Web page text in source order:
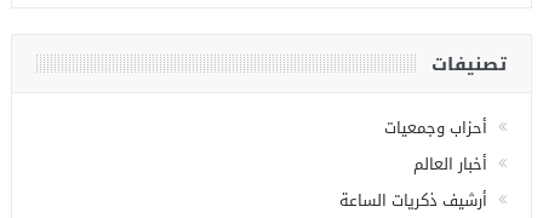
تصنيفات
أحزاب وجمعيات
أخبار العالم
أرشيف ذكريات الساعة